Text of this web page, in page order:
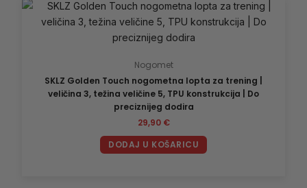
Nogomet
SKLZ Golden Touch nogometna lopta za trening |
veličina 3, težina veličine 5, TPU konstrukcija | Do
preciznijeg dodira
29,90 €
DODAJ U KOŠARICU